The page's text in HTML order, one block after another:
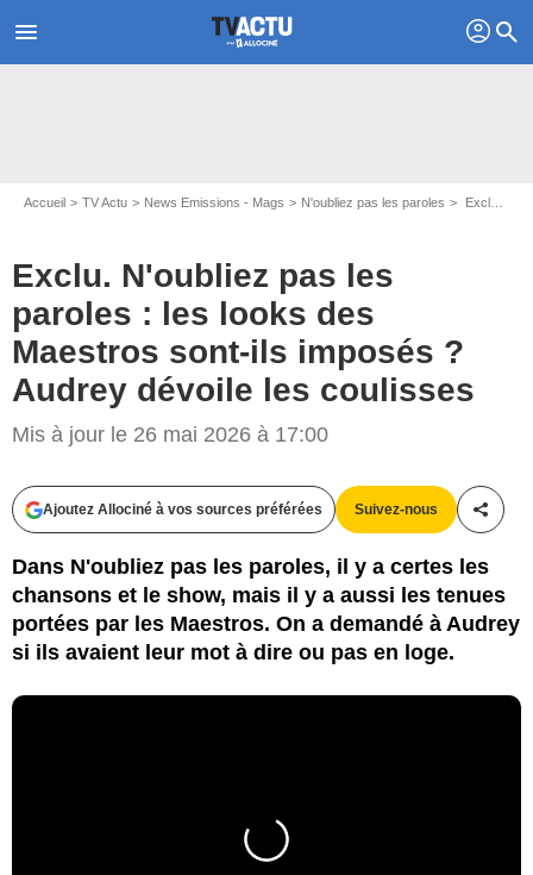
menu profil search
Accueil TV Actu News Emissions - Mags N'oubliez pas les paroles Exclu. N'oubliez pas les paroles : les looks des Maestros sont-ils imposés ? Audrey dévoile les coulisses
Exclu. N'oubliez pas les
paroles : les looks des
Maestros sont-ils imposés ?
Audrey dévoile les coulisses
Mis à jour le 26 mai 2026 à 17:00
Ajoutez Allociné à vos sources préférées Suivez-nous
Dans N'oubliez pas les paroles, il y a certes les
chansons et le show, mais il y a aussi les tenues
portées par les Maestros. On a demandé à Audrey
si ils avaient leur mot à dire ou pas en loge.